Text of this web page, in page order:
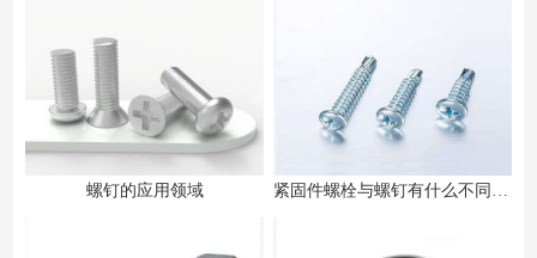
螺钉的应用领域 紧固件螺栓与螺钉有什么不同之处